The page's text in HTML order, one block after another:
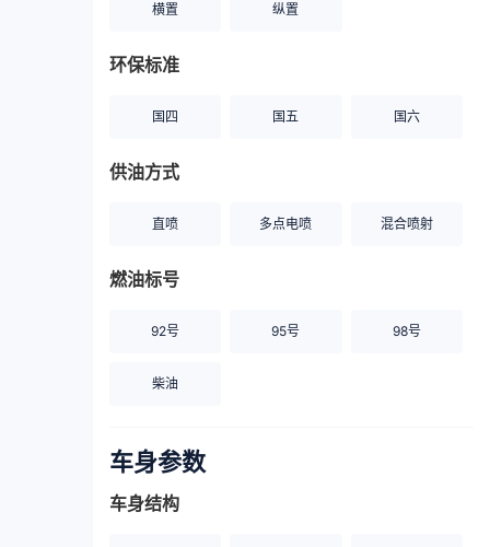
横置 纵置
环保标准
国四 国五 国六
供油方式
直喷 多点电喷 混合喷射
燃油标号
92号 95号 98号
柴油
车身参数
车身结构